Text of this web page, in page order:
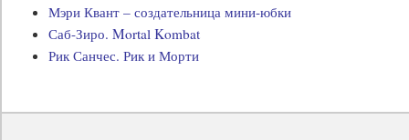
Мэри Квант – создательница мини-юбки
Саб-Зиро. Mortal Kombat
Рик Санчес. Рик и Морти